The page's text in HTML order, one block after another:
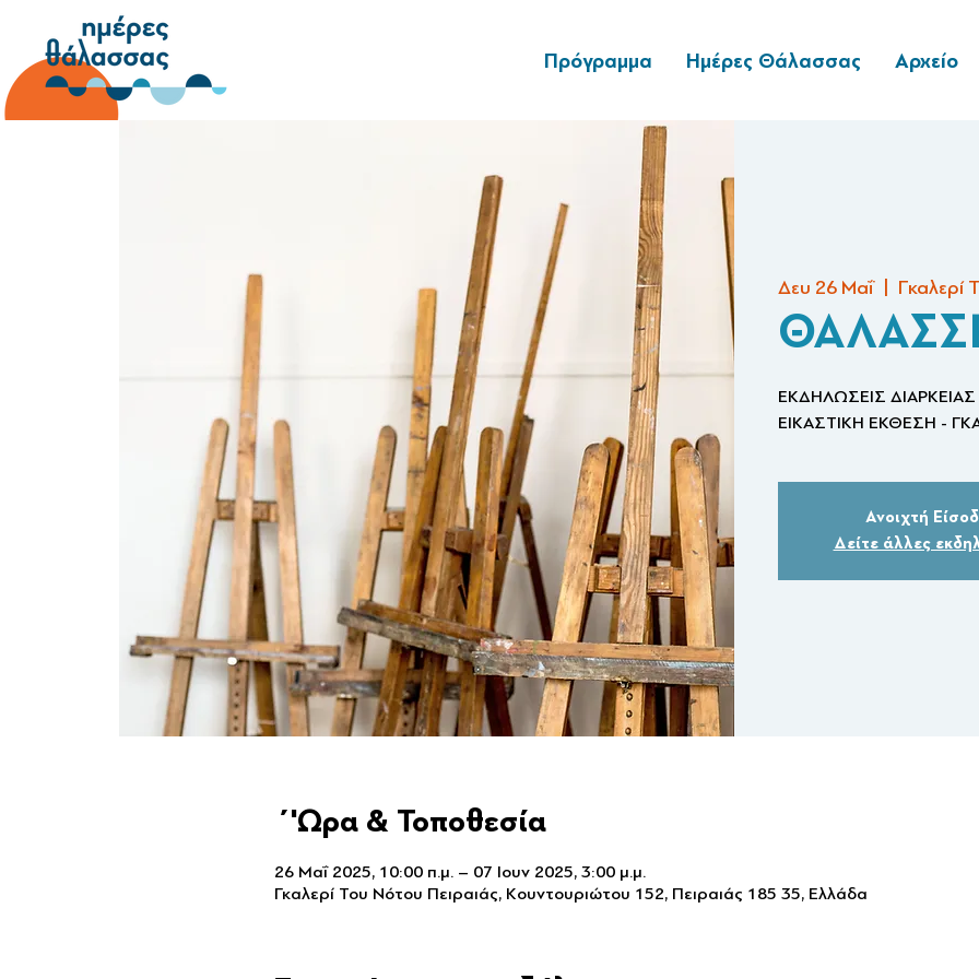
Πρόγραμμα Ημέρες Θάλασσας Αρχείο
Δευ 26 Μαΐ
  |
Γκαλερί
ΕΚΔΗΛΩΣΕΙΣ ΔΙΑΡΚΕΙΑΣ
ΕΙΚΑΣΤΙΚΗ ΕΚΘΕΣΗ -
Ανοιχτή
Δείτε άλλες
΄'Ωρα & Τοποθεσία
26 Μαΐ 2025, 10:00 π.μ. – 07 Ιουν 2025, 3:00 μ.μ.
Γκαλερί Του Νότου Πειραιάς, Κουντουριώτου 152, Πειραιάς 185 35, Ελλάδα